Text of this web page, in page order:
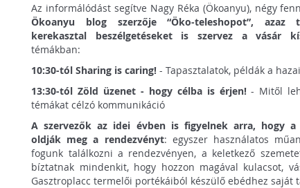
Az informálódást segítve Nagy Réka (Ökoanyu), négy
Ökoanyu blog szerzője “Öko-teleshopot”, azaz
kerekasztal beszélgetéseket is szervez a vásár
témákban:
10:30-tól Sharing is caring! - Tapasztalatok, példák a
13:30-tól Zöld üzenet - hogy célba is érjen!- Mitől
témákat célzó kommunikáció
A szervezők az idei évben is figyelnek arra, hogy a
oldják meg a rendezvényt: egyszer használatos
fogunk találkozni a rendezvényen, a keletkező
bíztatnak mindenkit, hogy hozzon magával kulacsot,
Gasztroplacc termelői portékáiból készülő ebédhez saját